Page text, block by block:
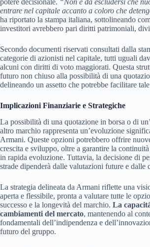
entrare nel capitale accanto a coloro che
ha riportato la stampa italiana, sottolineando
investitori avrebbero pari diritti patrimoniali,
Secondo documenti riservati consultati dalla
categorie di azionisti nel capitale, tutti uguali
alcuni con diritti di voto maggiorati. Questa
futuro non chiuso alla possibilità di una
delineando un assetto che potrebbe facilitare
Implicazioni Finanziarie e Strategiche
La possibilità di una quotazione in borsa o di
altro marchio rappresenta un’evoluzione
Armani. Queste opzioni potrebbero offrire
crescita e sviluppo, oltre a garantire la
in rapida evoluzione. Tuttavia, la decisione di
strade dipenderà dalle valutazioni future e dalle
La strategia delineata da Armani riflette una
aperta e flessibile, pronta a valutare tutte le
successo e la longevità del marchio. La
cambiamenti del mercato, mantenendo al
fondamentali dell’indipendenza e
futuro del gruppo.